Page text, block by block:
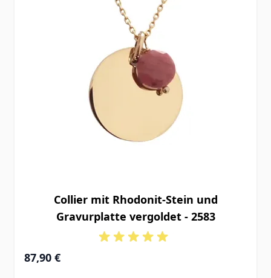
Collier mit Rhodonit-Stein und
Gravurplatte vergoldet - 2583
87,90 €